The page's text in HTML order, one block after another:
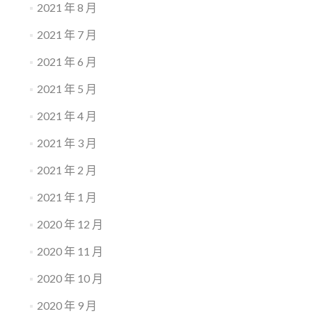
2021 年 8 月
2021 年 7 月
2021 年 6 月
2021 年 5 月
2021 年 4 月
2021 年 3 月
2021 年 2 月
2021 年 1 月
2020 年 12 月
2020 年 11 月
2020 年 10 月
2020 年 9 月